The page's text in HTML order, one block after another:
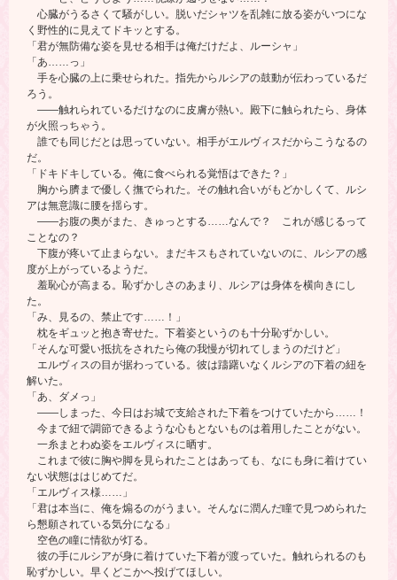
心臓がうるさくて騒がしい。脱いだシャツを乱雑に放る姿がいつにな
く野性的に見えてドキッとする。
「君が無防備な姿を見せる相手は俺だけだよ、ルーシャ」
「あ……っ」
手を心臓の上に乗せられた。指先からルシアの鼓動が伝わっているだ
ろう。
――触れられているだけなのに皮膚が熱い。殿下に触られたら、身体
が火照っちゃう。
誰でも同じだとは思っていない。相手がエルヴィスだからこうなるの
だ。
「ドキドキしている。俺に食べられる覚悟はできた？」
胸から臍まで優しく撫でられた。その触れ合いがもどかしくて、ルシ
アは無意識に腰を揺らす。
――お腹の奥がまた、きゅっとする……なんで？ これが感じるって
ことなの？
下腹が疼いて止まらない。まだキスもされていないのに、ルシアの感
度が上がっているようだ。
羞恥心が高まる。恥ずかしさのあまり、ルシアは身体を横向きにし
た。
「み、見るの、禁止です……！」
枕をギュッと抱き寄せた。下着姿というのも十分恥ずかしい。
「そんな可愛い抵抗をされたら俺の我慢が切れてしまうのだけど」
エルヴィスの目が据わっている。彼は躊躇いなくルシアの下着の紐を
解いた。
「あ、ダメっ」
――しまった、今日はお城で支給された下着をつけていたから……！
今まで紐で調節できるような心もとないものは着用したことがない。
一糸まとわぬ姿をエルヴィスに晒す。
これまで彼に胸や脚を見られたことはあっても、なにも身に着けてい
ない状態ははじめてだ。
「エルヴィス様……」
「君は本当に、俺を煽るのがうまい。そんなに潤んだ瞳で見つめられた
ら懇願されている気分になる」
空色の瞳に情欲が灯る。
彼の手にルシアが身に着けていた下着が渡っていた。触れられるのも
恥ずかしい。早くどこかへ投げてほしい。